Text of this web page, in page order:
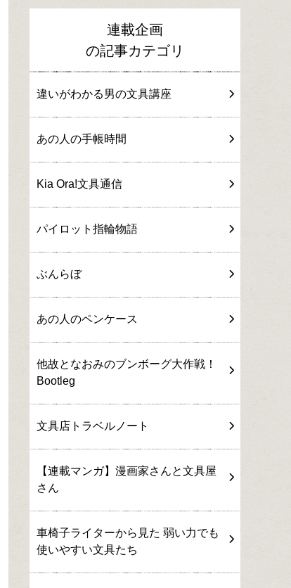
連載企画
の記事カテゴリ
違いがわかる男の文具講座
あの人の手帳時間
Kia Ora!文具通信
パイロット指輪物語
ぶんらぼ
あの人のペンケース
他故となおみのブンボーグ大作戦！
Bootleg
文具店トラベルノート
【連載マンガ】漫画家さんと文具屋
さん
車椅子ライターから見た 弱い力でも
使いやすい文具たち